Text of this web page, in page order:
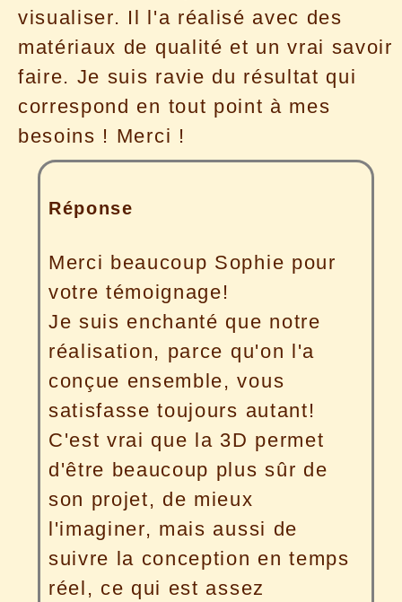
visualiser. Il l'a réalisé avec des
matériaux de qualité et un vrai savoir
faire. Je suis ravie du résultat qui
correspond en tout point à mes
besoins ! Merci !
Réponse
Merci beaucoup Sophie pour
votre témoignage!
Je suis enchanté que notre
réalisation, parce qu'on l'a
conçue ensemble, vous
satisfasse toujours autant!
C'est vrai que la 3D permet
d'être beaucoup plus sûr de
son projet, de mieux
l'imaginer, mais aussi de
suivre la conception en temps
réel, ce qui est assez